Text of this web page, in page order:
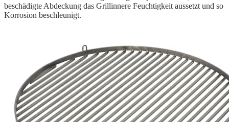
beschädigte Abdeckung das Grillinnere Feuchtigkeit aussetzt und so
Korrosion beschleunigt.